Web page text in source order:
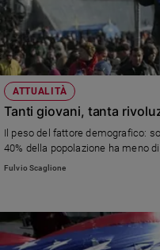
ATTUALITÀ
Tanti giovani, tanta
Il peso del fattore demografico:
40% della popolazione ha meno
Fulvio Scaglione